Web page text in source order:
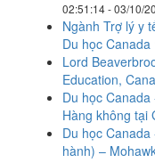
02:51:14 - 03/10/
Ngành Trợ lý y
Du học Canada
Lord
Education,
Du học
Hàng không tại
Du học
hành) –